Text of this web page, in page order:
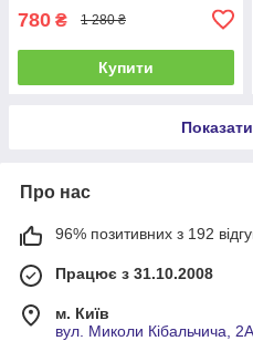
780 ₴ 1 280 ₴
Купити
Про нас
96% позитивних з 192
Працює з 31.10.2008
м. Київ
вул. Миколи Кібальчича,